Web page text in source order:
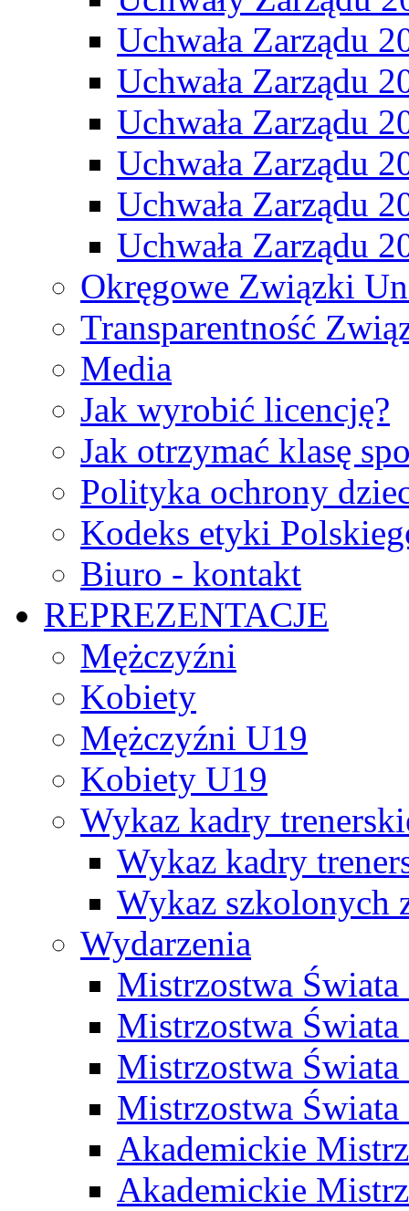
Uchwała Zarządu
Uchwała Zarządu
Uchwała Zarządu
Uchwała Zarządu
Uchwała Zarządu
Uchwała Zarządu
Okręgowe Związki
Transparentność
Media
Jak wyrobić licencję?
Jak otrzymać klasę
Polityka ochrony
Kodeks etyki
Biuro - kontakt
REPREZENTACJE
Mężczyźni
Kobiety
Mężczyźni U19
Kobiety U19
Wykaz kadry
Wykaz kadry
Wykaz szkolonych
Wydarzenia
Mistrzostwa
Mistrzostwa
Mistrzostwa
Mistrzostwa
Akademickie
Akademickie